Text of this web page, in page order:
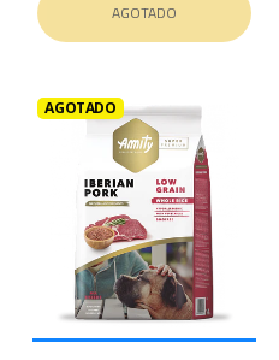
AGOTADO
AGOTADO